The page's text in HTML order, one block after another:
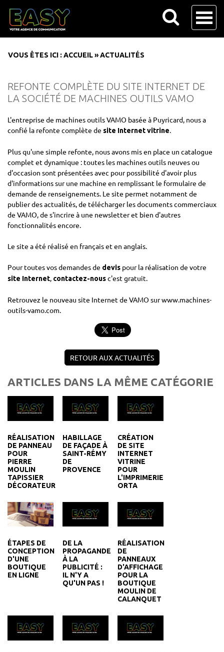
VOUS ÊTES ICI : ACCUEIL»ACTUALITÉS
REFONTE COMPLÈTE DU SITE INTERNET DE
LA SOCIÉTÉ DE MACHINES OUTILS VAMO
L'entreprise de machines outils VAMO basée à Puyricard, nous a
confié la refonte complète de site Internet vitrine.
Plus qu'une simple refonte, nous avons mis en place un catalogue
complet et dynamique : toutes les machines outils neuves ou
d'occasion sont présentées avec pour possibilité d'avoir plus
d'informations sur une machine en remplissant le formulaire de
demande de renseignements. Le site permet notamment de
publier des actualités, de télécharger les documents commerciaux
de VAMO, de s'incrire à une newsletter et bien d'autres
fonctionnalités encore.
Le site a été réalisé en français et en anglais.
Pour toutes vos demandes de devis pour la réalisation de votre
site Internet, contactez-nousc'est gratuit.
Retrouvez le nouveau site Internet de VAMO sur www.machines-
outils-vamo.com.
RETOUR AUX ACTUALITÉS
ARTICLES DANS LA MÊME CATÉGORIE
RÉALISATION
DE PANNEAU
POUR
PIERRE
MOULIN
TAPISSIER
DÉCORATEUR
HABILLAGE
DE FAÇADE À
SAINT-RÉMY
DE
PROVENCE
CRÉATION
DE SITE
INTERNET
VITRINE
POUR
L'IMPRIMERIE
ORTA
ÉTAPES DE
CONCEPTION
D'UNE
BOUTIQUE
EN LIGNE
DE LA
PROPAGANDE
À LA
PUBLICITÉ :
IL N'Y A
QU'UN PAS !
RÉALISATION
DE
PANNEAUX
D'AFFICHAGE
POUR LA
BOUTIQUE
MOULIN DE
CALANQUET